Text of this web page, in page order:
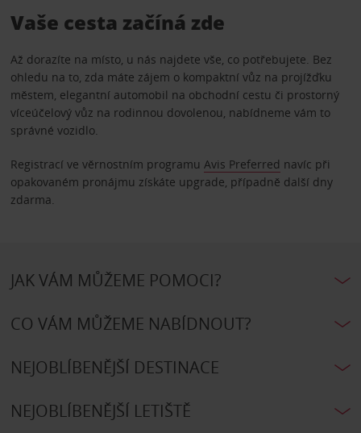
Vaše cesta začíná zde
Až dorazíte na místo, u nás najdete vše, co potřebujete. Bez
ohledu na to, zda máte zájem o kompaktní vůz na projížďku
městem, elegantní automobil na obchodní cestu či prostorný
víceúčelový vůz na rodinnou dovolenou, nabídneme vám to
správné vozidlo.
Registrací ve věrnostním programu Avis Preferred navíc při
opakovaném pronájmu získáte upgrade, případně další dny
zdarma.
JAK VÁM MŮŽEME POMOCI?
CO VÁM MŮŽEME NABÍDNOUT?
NEJOBLÍBENĚJŠÍ DESTINACE
NEJOBLÍBENĚJŠÍ LETIŠTĚ